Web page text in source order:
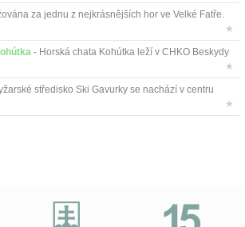
za jednu z nejkrásnějších hor ve Velké Fatře.
★
- Horská chata Kohútka leží v CHKO Beskydy
★
středisko Ski Gavurky se nachází v centru
★